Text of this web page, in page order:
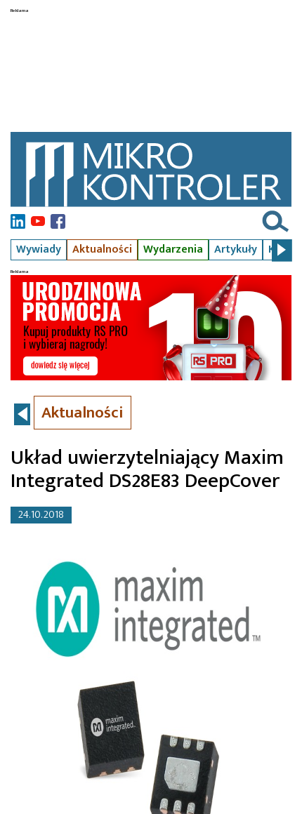
Wywiady Aktualności Wydarzenia Artykuły Kursy
Aktualności
Układ uwierzytelniający Maxim
Integrated DS28E83 DeepCover
24.10.2018